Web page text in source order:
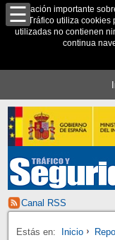
Información importante
de Tráfico utiliza cookies
utilizadas no contienen
continua
Canal RSS
Estás en: Inicio